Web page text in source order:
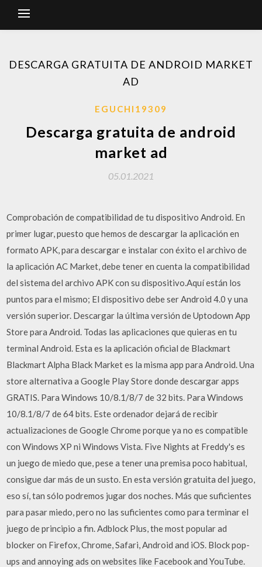
DESCARGA GRATUITA DE ANDROID MARKET
AD
EGUCHI19309
Descarga gratuita de android
market ad
05.01.2021
Comprobación de compatibilidad de tu dispositivo Android. En
primer lugar, puesto que hemos de descargar la aplicación en
formato APK, para descargar e instalar con éxito el archivo de
la aplicación AC Market, debe tener en cuenta la compatibilidad
del sistema del archivo APK con su dispositivo.Aquí están los
puntos para el mismo; El dispositivo debe ser Android 4.0 y una
versión superior. Descargar la última versión de Uptodown App
Store para Android. Todas las aplicaciones que quieras en tu
terminal Android. Esta es la aplicación oficial de Blackmart
Blackmart Alpha Black Market es la misma app para Android. Una
store alternativa a Google Play Store donde descargar apps
GRATIS. Para Windows 10/8.1/8/7 de 32 bits. Para Windows
10/8.1/8/7 de 64 bits. Este ordenador dejará de recibir
actualizaciones de Google Chrome porque ya no es compatible
con Windows XP ni Windows Vista. Five Nights at Freddy's es
un juego de miedo que, pese a tener una premisa poco habitual,
consigue dar más de un susto. En esta versión gratuita del juego,
eso sí, tan sólo podremos jugar dos noches. Más que suficientes
para pasar miedo, pero no las suficientes como para terminar el
juego de principio a fin. Adblock Plus, the most popular ad
blocker on Firefox, Chrome, Safari, Android and iOS. Block pop-
ups and annoying ads on websites like Facebook and YouTube.